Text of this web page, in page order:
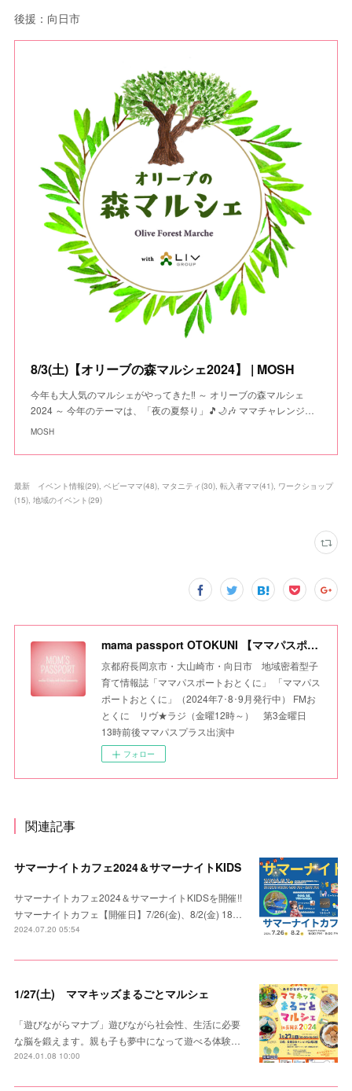
後援：向日市
8/3(土)【オリーブの森マルシェ2024】 | MOSH
今年も大人気のマルシェがやってきた‼️ ～ オリーブの森マルシェ
2024 ～ 今年のテーマは、「夜の夏祭り」🎵🌙🎶 ママチャレンジ…
MOSH
最新 イベント情報(29) ベビーママ(48) マタニティ(30) 転入者ママ(41) ワークショップ
(15) 地域のイベント(29)
mama passport OTOKUNI 【ママパスポートおとくに】
京都府長岡京市・大山崎市・向日市 地域密着型子
育て情報誌「ママパスポートおとくに」 「ママパス
ポートおとくに」（2024年7･8･9月発行中） FMお
とくに リヴ★ラジ（金曜12時～） 第3金曜日
13時前後ママパスプラス出演中
フォロー
関連記事
サマーナイトカフェ2024＆サマーナイトKIDS
サマーナイトカフェ2024＆サマーナイトKIDSを開催!!
サマーナイトカフェ【開催日】7/26(金)、8/2(金) 18…
2024.07.20 05:54
1/27(土) ママキッズまるごとマルシェ
「遊びながらマナブ」遊びながら社会性、生活に必要
な脳を鍛えます。親も子も夢中になって遊べる体験…
2024.01.08 10:00